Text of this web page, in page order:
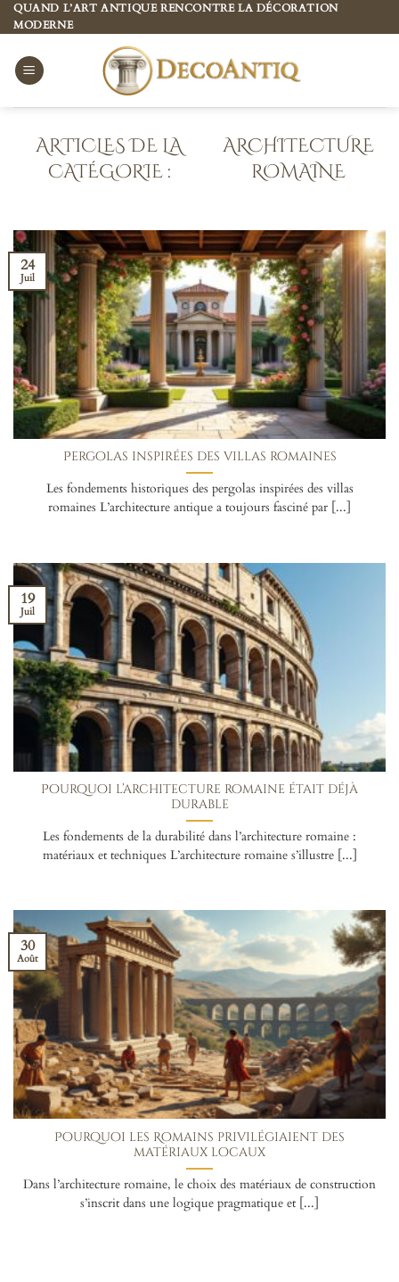
Passer
au
contenu
QUAND L’ART ANTIQUE RENCONTRE LA DÉCORATION
MODERNE
ARCHITECTURE
ROMAINE
Pergolas inspirées des villas romaines
Les fondements historiques des pergolas inspirées des villas
romaines L’architecture antique a toujours fasciné par [...]
24
Juil
Pourquoi l’architecture romaine était déjà
durable
Les fondements de la durabilité dans l’architecture romaine :
matériaux et techniques L’architecture romaine s’illustre [...]
19
Juil
Pourquoi les Romains privilégiaient des
matériaux locaux
Dans l’architecture romaine, le choix des matériaux de construction
s’inscrit dans une logique pragmatique et [...]
30
Août